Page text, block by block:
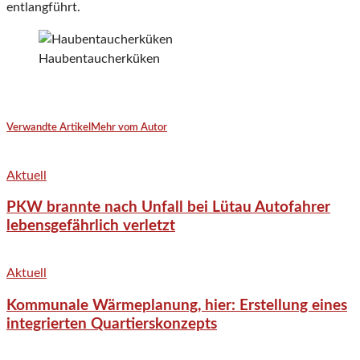
entlangführt.
Haubentaucherküken
Verwandte Artikel Mehr vom Autor
Aktuell
PKW brannte nach Unfall bei Lütau Autofahrer
lebensgefährlich verletzt
Aktuell
Kommunale Wärmeplanung, hier: Erstellung eines
integrierten Quartierskonzepts